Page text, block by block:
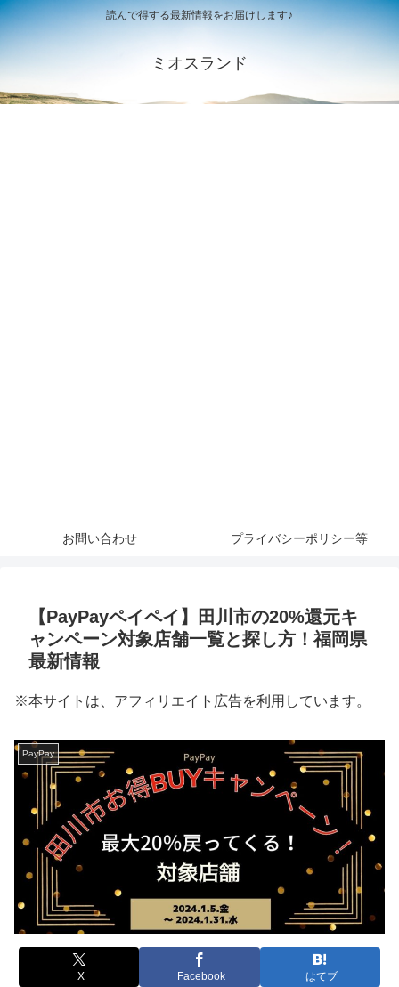
読んで得する最新情報をお届けします♪
ミオスランド
お問い合わせ プライバシーポリシー等
【PayPayペイペイ】田川市の20%還元キ
ャンペーン対象店舗一覧と探し方！福岡県
最新情報
※本サイトは、アフィリエイト広告を利用しています。
PayPay
X Facebook はてブ